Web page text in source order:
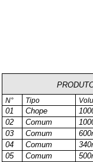
N° Tipo
01 Chope
02
Comum
03
Comum
04
Comum
05
Comum